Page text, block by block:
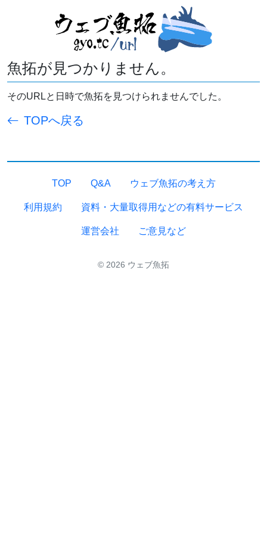
魚拓が見つかりません。
そのURLと日時で魚拓を見つけられませんでした。
TOPへ戻る
TOP Q&A ウェブ魚拓の考え方
利用規約 資料・大量取得用などの有料サービス
運営会社 ご意見など
© 2026 ウェブ魚拓